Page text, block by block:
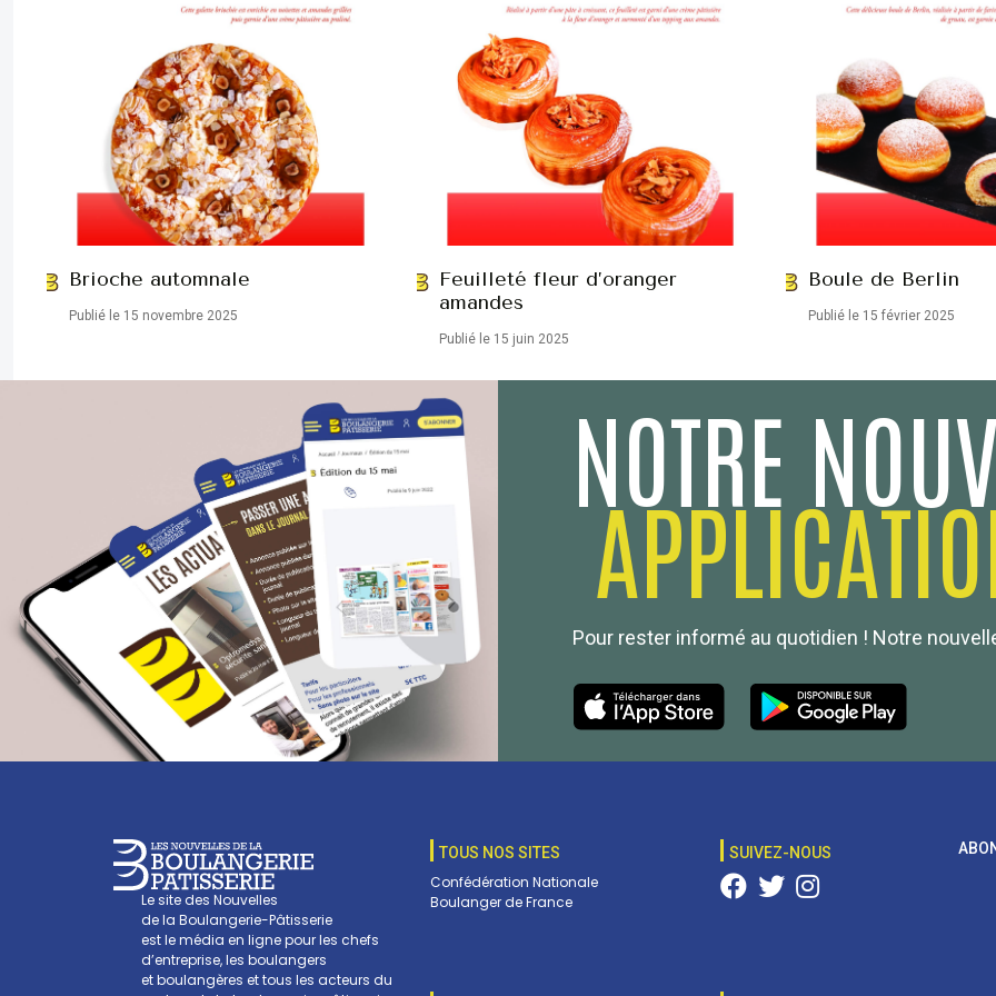
Brioche automnale
Publié le 15 novembre 2025
Feuilleté fleur d’oranger
amandes
Publié le 15 juin 2025
Boule de Berlin
Publié le 15 février 2025
NOTRE
Pour rester informé au quotidien ! Notre
Le site des Nouvelles
de la Boulangerie-Pâtisserie
est le média en ligne pour les chefs
d’entreprise, les boulangers
et boulangères et tous les acteurs du
TOUS NOS SITES
Confédération Nationale
Boulanger de France
SUIVEZ-NOUS